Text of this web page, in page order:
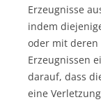
Erzeugnisse
indem
oder mit deren
Erzeugnissen
darauf, dass
eine